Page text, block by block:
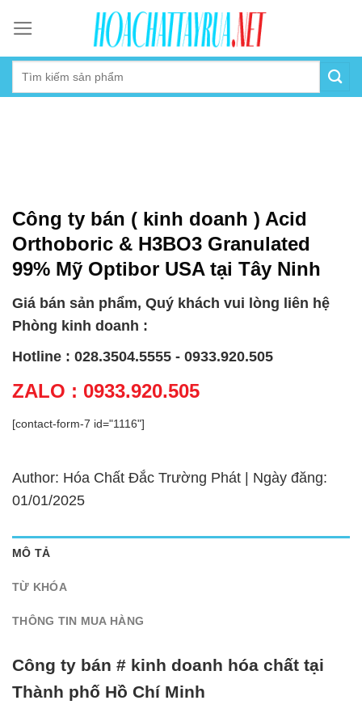
content
Công ty bán ( kinh doanh ) Acid
Orthoboric & H3BO3 Granulated
99% Mỹ Optibor USA tại Tây Ninh
Giá bán sản phẩm, Quý khách vui lòng liên hệ
Phòng kinh doanh :
Hotline : 028.3504.5555 - 0933.920.505
ZALO : 0933.920.505
[contact-form-7 id="1116"]
Author: Hóa Chất Đắc Trường Phát | Ngày đăng:
01/01/2025
MÔ TẢ
TỪ KHÓA
THÔNG TIN MUA HÀNG
Công ty bán # kinh doanh hóa chất tại
Thành phố Hồ Chí Minh